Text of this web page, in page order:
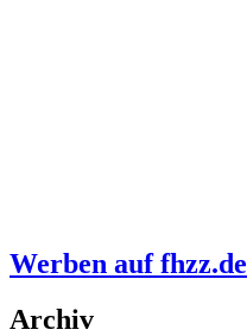
Werben auf fhzz.de
Archiv